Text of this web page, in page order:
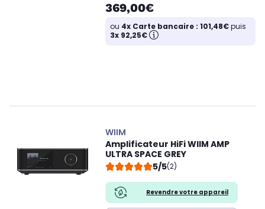
369,00€
ou 4x Carte bancaire : 101,48€puis
3x 92,25€
WIIM
Amplificateur HiFi WIIM AMP
ULTRA SPACE GREY
5/5(2)
Revendre votre appareil